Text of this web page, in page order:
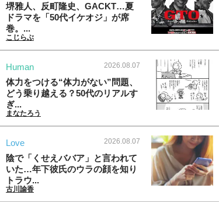
堺雅人、反町隆史、GACKT…夏
ドラマを「50代イケオジ」が席
巻。...
こじらぶ
Human 2026.08.07
体力をつける“体力がない”問題、
どう乗り越える？50代のリアルす
ぎ...
まなたろう
Love 2026.08.07
陰で「くせえババア」と言われて
いた…年下彼氏のウラの顔を知り
トラウ...
古川諭香